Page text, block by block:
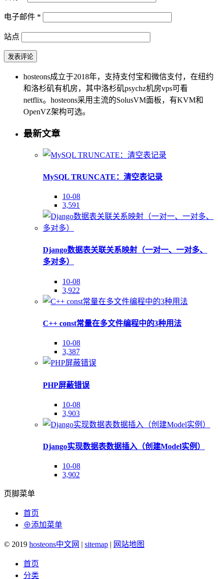
电子邮件 *
站点
hosteons成立于2018年，支持支付宝和微信支付，在纽约
和洛杉矶有机房，其中洛杉矶psychz机房vps可看
netflix。hosteons采用主流的SolusVM面板，有KVM和
OpenVZ架构可选。
最新文章
MySQL TRUNCATE：清空表记录
10-08
3,591
Django数据表关联关系映射（一对一、一对多、
多对多）
10-08
3,922
C++ const常量在多文件编程中的3种用法
10-08
3,387
PHP屏蔽错误
10-08
3,903
Django实现数据表数据插入（创建Model实例）
10-08
3,902
页脚菜单
首页
⊕添加菜单
© 2019 hosteons中文网 | sitemap | 网站地图
首页
分类